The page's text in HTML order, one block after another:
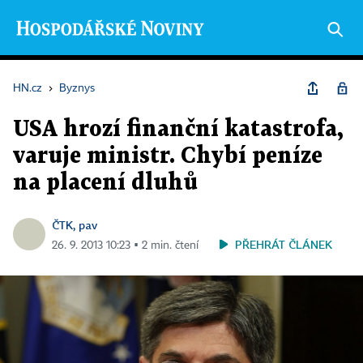
HN.cz › Byznys
USA hrozí finanční katastrofa,
varuje ministr. Chybí peníze
na placení dluhů
ČTK, pav
26. 9. 2013 10:23 ▪ 2 min. čtení PŘEHRÁT ČLÁNEK